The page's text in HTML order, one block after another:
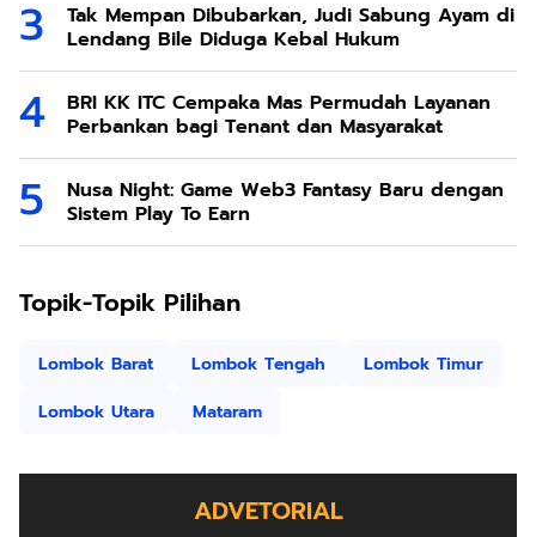
Tak Mempan Dibubarkan, Judi Sabung Ayam di
Lendang Bile Diduga Kebal Hukum
BRI KK ITC Cempaka Mas Permudah Layanan
Perbankan bagi Tenant dan Masyarakat
Nusa Night: Game Web3 Fantasy Baru dengan
Sistem Play To Earn
Topik-Topik Pilihan
Lombok Barat Lombok Tengah
Lombok Timur
Lombok Utara
Mataram
ADVETORIAL